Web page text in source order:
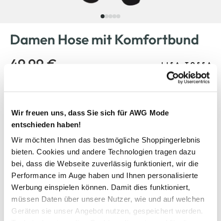
Wir freuen uns, dass Sie sich für AWG Mode
entschieden haben!
Wir möchten Ihnen das bestmögliche Shoppingerlebnis
bieten. Cookies und andere Technologien tragen dazu
bei, dass die Webseite zuverlässig funktioniert, wir die
Performance im Auge haben und Ihnen personalisierte
Werbung einspielen können. Damit dies funktioniert,
müssen Daten über unsere Nutzer, wie und auf welchen
Geräten sie unser Angebot nutzen, gespeichert werden.
Damen Hose mit Komfortbund
49,99 €
Größe:
36 38 40 42 44 46
Anzahl:
Bitte wählen Sie eine Größe aus
Verfügbar